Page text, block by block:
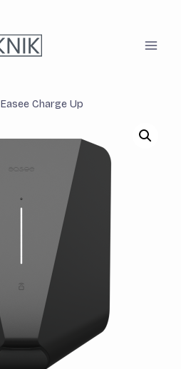
Easee Charge Up